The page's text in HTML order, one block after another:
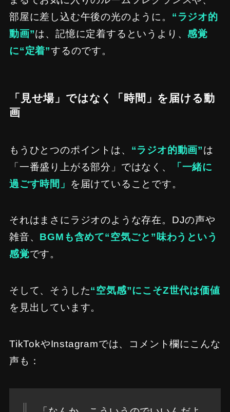
部屋に差し込む午後の光のように。 “ラジオ的
動画”は、記憶に定着するというより、感覚
に“定着”するのです。
「見せ場」ではなく「時間」を届ける動
画
もうひとつのポイントは、 “ラジオ的動画”は
「一番盛り上がる部分」ではなく、
「一緒に
過ごす時間」
を届けていることです。
それはまさにラジオのような存在。DJの声や
雑音、 BGMも含めて“空気ごと”味わうという
感覚です。
そして、そうした“空気感”にこそZ世代は価値
を見出しています。
TikTokやInstagramでは、コメント欄にこんな
声も：